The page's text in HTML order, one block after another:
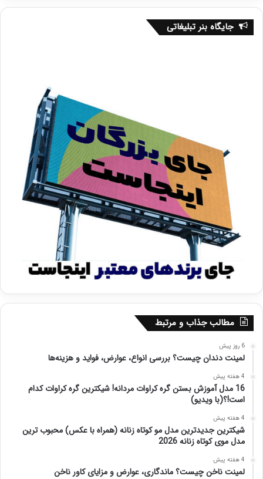
جایگاه بنر تبلیغاتی
مطالب جذاب و مرتبط
6 روز پیش
لمینت دندان چیست؟ بررسی انواع، عوارض، فواید و هزینه‌ها
4 هفته پیش
16 مدل آموزش بستن گره کراوات مردانه! شیکترین گره کراوات کدام
است!؟(با ویدیو)
4 هفته پیش
شیکترین جدیدترین مدل مو کوتاه زنانه (همراه با عکس) محبوب ترین
مدل موی کوتاه زنانه 2026
4 هفته پیش
لمینت ناخن چیست؟ ماندگاری، عوارض و مزایای کاور ناخن